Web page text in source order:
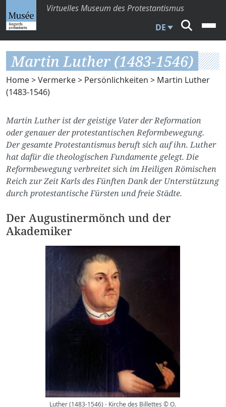
Virtuelles Museum des Protestantismus
DE
Martin Luther (1483-1546)
Home>Vermerke> Persönlichkeiten > Martin Luther
(1483-1546)
Martin Luther ist der geistige Vater der Reformation
oder genauer der protestantischen Reformbewegung.
Der gesamte Protestantismus beruft sich auf ihn. Luther
hat dafür die theologischen Fundamente gelegt. Die
Reformbewegung verbreitet sich im Heiligen Römischen
Reich zur Zeit Karls des Fünften Dank der Unterstützung
durch protestantische Fürsten und freie Städte.
Der Augustinermönch und der
Akademiker
Luther (1483-1546) - Kirche des Billettes © O.